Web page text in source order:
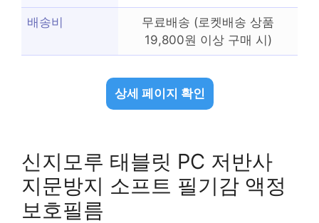
배송비
무료배송 (로켓배송 상품
19,800원 이상 구매 시)
상세 페이지 확인
신지모루 태블릿 PC 저반사
지문방지 소프트 필기감 액정
보호필름